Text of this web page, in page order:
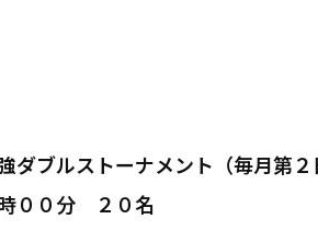
ダブルストーナメント（毎月第
００分 ２０名